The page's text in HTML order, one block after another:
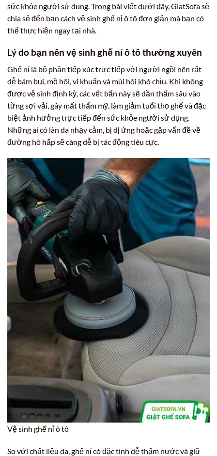
sức khỏe người sử dụng. Trong bài viết dưới đây, GiatSofa sẽ
chia sẻ đến bạn cách vệ sinh ghế nỉ ô tô đơn giản mà bạn có
thể thực hiện ngay tại nhà.
Lý do bạn nên vệ sinh ghế nỉ ô tô thường xuyên
Ghế nỉ là bộ phận tiếp xúc trực tiếp với người ngồi nên rất
dễ bám bụi, mồ hôi, vi khuẩn và mùi hôi khó chịu. Khi không
được vệ sinh định kỳ, các vết bẩn này sẽ dần thấm sâu vào
từng sợi vải, gây mất thẩm mỹ, làm giảm tuổi thọ ghế và đặc
biệt ảnh hưởng trực tiếp đến sức khỏe người sử dụng.
Những ai có làn da nhạy cảm, bị dị ứng hoặc gặp vấn đề về
đường hô hấp sẽ càng dễ bị tác động tiêu cực.
Vệ sinh ghế nỉ ô tô
So với chất liệu da, ghế nỉ có đặc tính dễ thấm nước và giữ